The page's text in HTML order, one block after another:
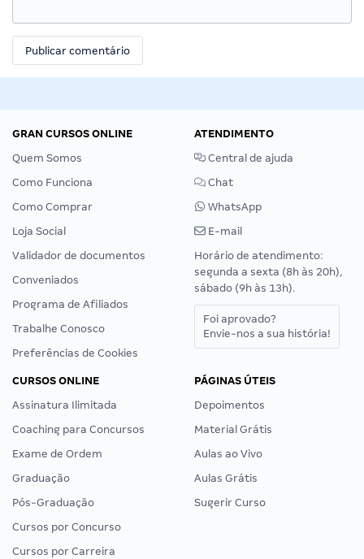
GRAN CURSOS ONLINE
Quem Somos
Como Funciona
Como Comprar
Loja Social
Validador de documentos
Conveniados
Programa de Afiliados
Trabalhe Conosco
Preferências de Cookies
ATENDIMENTO
Central de ajuda
Chat
WhatsApp
E-mail
Horário de atendimento:
segunda a sexta (8h às 20h),
sábado (9h às 13h).
Foi aprovado?
Envie-nos a sua história!
CURSOS ONLINE
Assinatura Ilimitada
Coaching para Concursos
Exame de Ordem
Graduação
Pós-Graduação
Cursos por Concurso
Cursos por Carreira
PÁGINAS ÚTEIS
Depoimentos
Material Grátis
Aulas ao Vivo
Aulas Grátis
Sugerir Curso